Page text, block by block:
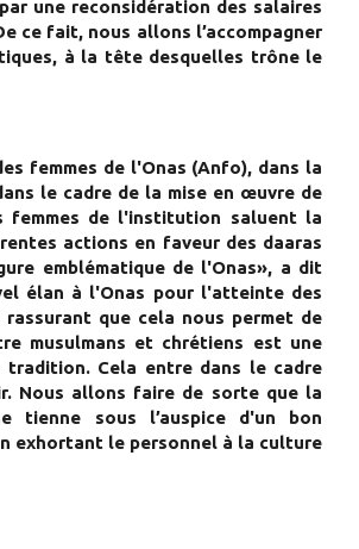
une reconsidération des salaires
ce fait, nous allons l’accompagner
à la tête desquelles trône le
femmes de l'Onas (Anfo), dans la
le cadre de la mise en œuvre de
femmes de l'institution saluent la
actions en faveur des daaras
emblématique de l'Onas», a dit
élan à l'Onas pour l'atteinte des
que cela nous permet de
musulmans et chrétiens est une
Cela entre dans le cadre
Nous allons faire de sorte que la
sous l’auspice d'un bon
exhortant le personnel à la culture